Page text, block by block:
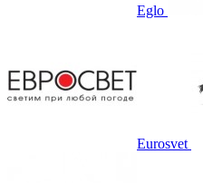
Eglo
Eurosvet